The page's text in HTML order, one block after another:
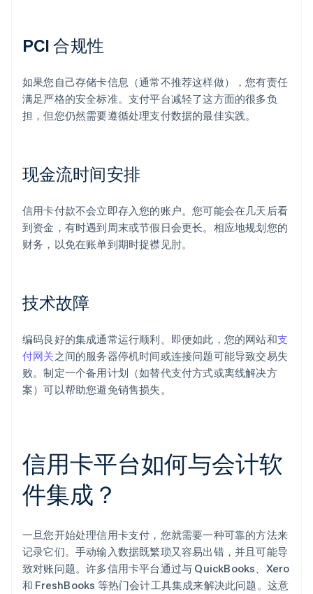
PCI 合规性
如果您自己存储卡信息（通常不推荐这样做），您有责任
满足严格的安全标准。支付平台减轻了这方面的很多负
担，但您仍然需要遵循处理支付数据的最佳实践。
现金流时间安排
信用卡付款不会立即存入您的账户。您可能会在几天后看
到资金，有时遇到周末或节假日会更长。相应地规划您的
财务，以免在账单到期时捉襟见肘。
技术故障
编码良好的集成通常运行顺利。即便如此，您的网站和支
付网关之间的服务器停机时间或连接问题可能导致交易失
败。制定一个备用计划（如替代支付方式或离线解决方
案）可以帮助您避免销售损失。
信用卡平台如何与会计软
件集成？
一旦您开始处理信用卡支付，您就需要一种可靠的方法来
记录它们。手动输入数据既繁琐又容易出错，并且可能导
致对账问题。许多信用卡平台通过与 QuickBooks、Xero
和 FreshBooks 等热门会计工具集成来解决此问题。这意